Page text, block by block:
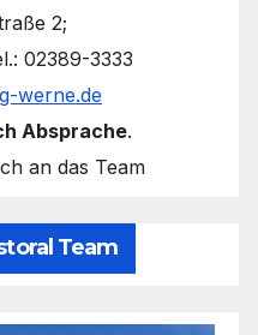
2;
02389-3333
werne.de
Absprache.
an das Team
Team